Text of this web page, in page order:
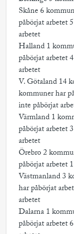
Skåne 6
påbörjat arbetet
arbetet
Halland 1
påbörjat arbetet
arbetet
V. Götaland 14
kommuner har
inte påbörjat
Värmland 1
påbörjat arbetet
arbetet
Örebro 2
påbörjat arbetet
Västmanland 3
har påbörjat
arbetet
Dalarna 1
påbörjat arbetet